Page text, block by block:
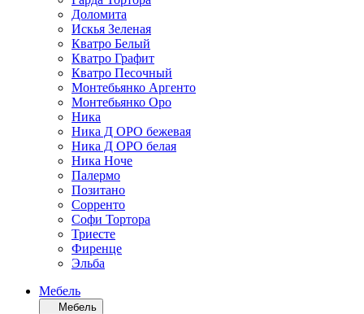
Доломита
Искья Зеленая
Кватро Белый
Кватро Графит
Кватро Песочный
Монтебьянко Аргенто
Монтебьянко Оро
Ника
Ника Д ОРО бежевая
Ника Д ОРО белая
Ника Ноче
Палермо
Позитано
Сорренто
Софи Тортора
Триесте
Фиренце
Эльба
Мебель
Мебель